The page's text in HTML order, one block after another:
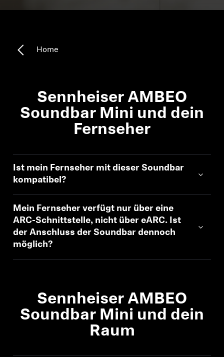
TV-Kopfhörer
Ressourcen zum Thema Hören
Soundbars
AMBEO Soundbars und Subs
Entdecken
Home
Sennheiser AMBEO
Soundbar Mini und dein
Fernseher
Ist mein Fernseher mit dieser Soundbar
kompatibel?
Mein Fernseher verfügt nur über eine
ARC-Schnittstelle, nicht über eARC. Ist
der Anschluss der Soundbar dennoch
möglich?
Sennheiser AMBEO
Soundbar Mini und dein
Raum